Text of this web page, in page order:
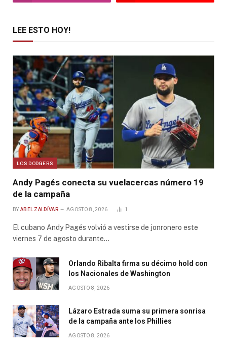
LEE ESTO HOY!
LOS DODGERS
Andy Pagés conecta su vuelacercas número 19
de la campaña
BY ABEL ZALDÍVAR AGOSTO 8, 2026 1
El cubano Andy Pagés volvió a vestirse de jonronero este
viernes 7 de agosto durante…
Orlando Ribalta firma su décimo hold con
los Nacionales de Washington
AGOSTO 8, 2026
Lázaro Estrada suma su primera sonrisa
de la campaña ante los Phillies
AGOSTO 8, 2026